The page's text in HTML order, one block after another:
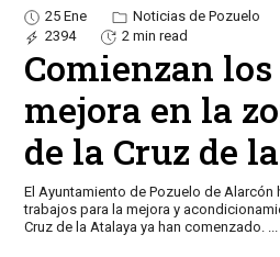
25 Ene Noticias de Pozuelo
2394
2 min read
Comienzan
mejora en la
de la Cruz de
El Ayuntamiento de Pozuelo de
trabajos para la mejora y
Cruz de la Atalaya ya han comenzado.